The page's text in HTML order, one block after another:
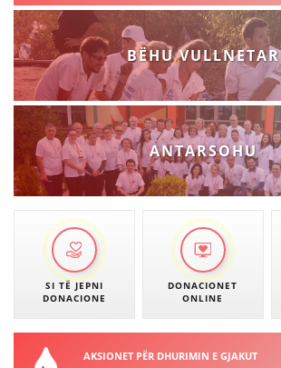
BËHU VULLNETAR
ANTARSOHU
SI TË JEPNI
DONACIONE
DONACIONET
ONLINE
AKSIONET PËR DHURIMIN E GJAKUT